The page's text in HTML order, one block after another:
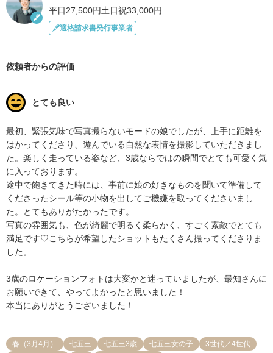
平日27,500円土日祝33,000円
適格請求書発行事業者
依頼者からの評価
とても良い
最初、緊張気味で写真撮らないモードの娘でしたが、上手に距離を
はかってくださり、遊んでいる自然な表情を撮影していただきまし
た。楽しく走っている姿など、3歳ならではの瞬間でとても可愛く気
に入っております。
途中で飽きてきた時には、事前に娘の好きなものを聞いて準備して
くださったシール等の小物を出してご機嫌を取ってくださいまし
た。とてもありがたかったです。
写真の雰囲気も、色が綺麗で明るく柔らかく、すごく素敵でとても
満足です♡こちらが希望したショットもたくさん撮ってくださりま
した。
3歳のロケーションフォトは大変かと迷っていましたが、最知さんに
お願いできて、やってよかったと思いました！
本当にありがとうございました！
春（3月4月） 七五三 七五三3歳 七五三女の子
3世代／4世代